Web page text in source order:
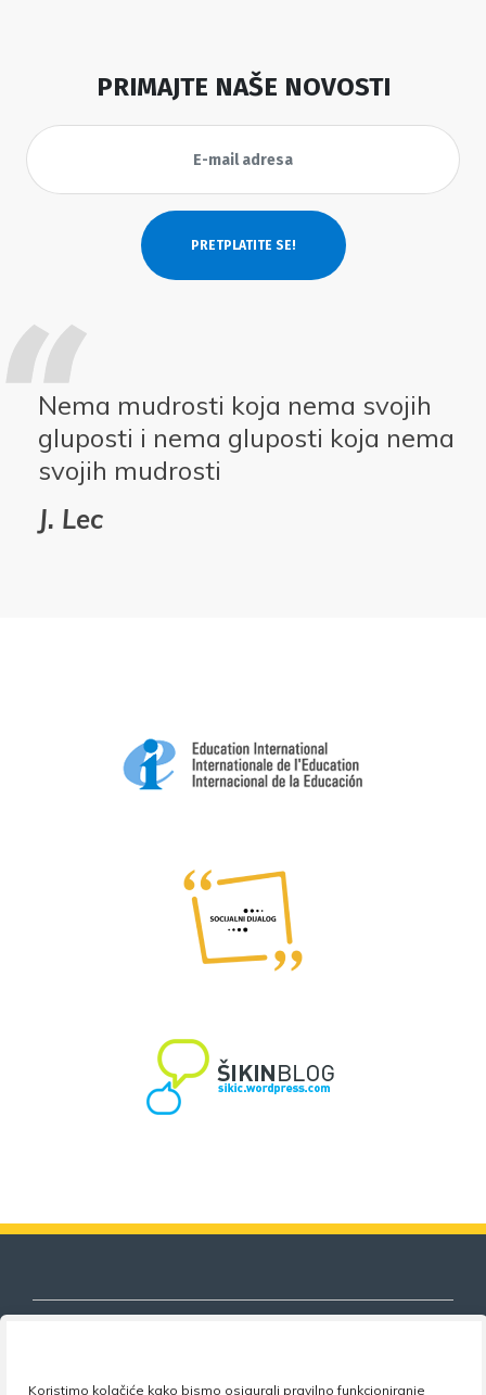
Koristimo kolačiće kako bismo osigurali pravilno funkcioniranje
PRIMAJTE NAŠE NOVOSTI
Nema mudrosti koja nema svojih
gluposti i nema gluposti koja nema
svojih mudrosti
J. Lec